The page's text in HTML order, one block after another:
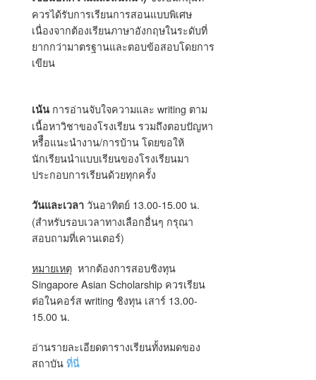
ควรได้รับการเรียนการสอนแบบพิเศษ
เนื่องจากต้องเรียนภาษาอังกฤษในระดับที่
ยากกว่ามาตรฐานและตอบข้อสอบโดยการ
เขียน
เน้น การอ่านจับใจความและ writing ตาม
เนื้อหาวิชาของโรงเรียน รวมถึงตอบปัญหา
หรืือแนะนำงาน/การบ้าน โดยขอให้
นักเรียนนำแบบเรียนของโรงเรียนมา
ประกอบการเรียนด้วยทุกครั้ง
วันและเวลา วันอาทิตย์ 13.00-15.00 น.
(สำหรับรอบเวลาทางเลือกอื่นๆ กรุณา
สอบถามที่เคานเตอร์)
หมายเหตุ หากต้องการสอบชิงทุน
Singapore Asian Scholarship ควรเรียน
ต่อในคอร์ส writing ชิงทุน เสาร์ 13.00-
15.00 น.
อ่านรายละเอียดตารางเรียนทั้งหมดของ
สถาบันที่นี่